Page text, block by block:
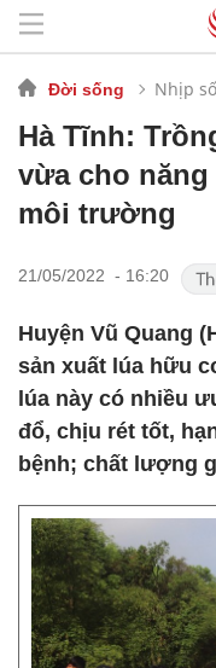
Đời sống Nhịp
Hà Tĩnh:
vừa cho năng
môi trường
21/05/2022 - 16:20
Huyện Vũ Quang
sản xuất lúa hữu
lúa này có nhiều
đổ, chịu rét tốt,
bệnh; chất lượng